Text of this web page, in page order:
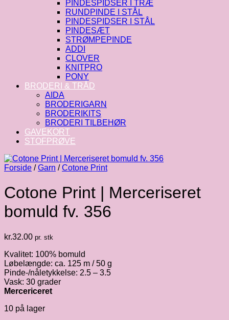
PINDESPIDSER I TRÆ
RUNDPINDE I STÅL
PINDESPIDSER I STÅL
PINDESÆT
STRØMPEPINDE
ADDI
CLOVER
KNITPRO
PONY
BRODERI & TRÅD
AIDA
BRODERIGARN
BRODERIKITS
BRODERI TILBEHØR
GAVEKORT
STOFPRØVE
Forside / Garn / Cotone Print
Cotone Print | Merceriseret
bomuld fv. 356
kr.32.00 pr. stk
Kvalitet: 100% bomuld
Løbelængde: ca. 125 m / 50 g
Pinde-/nåletykkelse: 2.5 – 3.5
Vask: 30 grader
Mercericeret
10 på lager